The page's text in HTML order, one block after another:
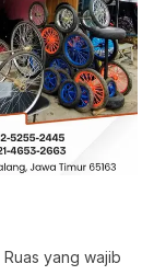
Ruas yang wajib